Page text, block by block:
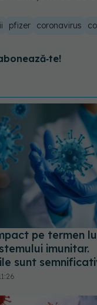
pfizer coronavirus
pe termen
imunitar.
sunt